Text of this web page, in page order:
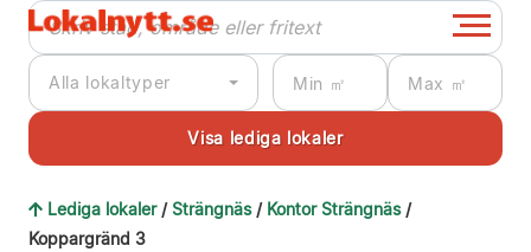
Alla lokaltyper
Lediga lokaler / Strängnäs/ Kontor Strängnäs/
Koppargränd 3